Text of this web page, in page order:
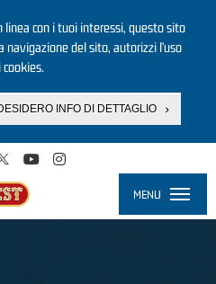
con i tuoi interessi, questo sito
navigazione del sito, autorizzi l’uso
cookies.
INFO DI DETTAGLIO
MENU